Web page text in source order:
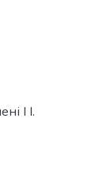
І І.